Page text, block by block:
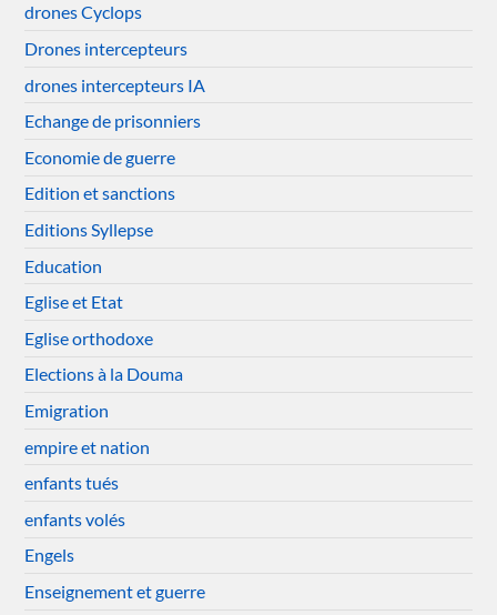
drones Cyclops
Drones intercepteurs
drones intercepteurs IA
Echange de prisonniers
Economie de guerre
Edition et sanctions
Editions Syllepse
Education
Eglise et Etat
Eglise orthodoxe
Elections à la Douma
Emigration
empire et nation
enfants tués
enfants volés
Engels
Enseignement et guerre